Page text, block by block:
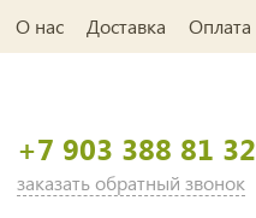
О нас Доставка Оплата
+7 903 388 81 32
заказать обратный звонок